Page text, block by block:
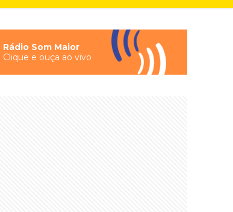
Rádio Som Maior
Clique e ouça ao vivo